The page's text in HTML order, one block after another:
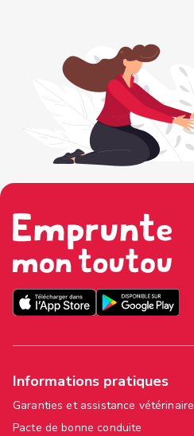
Informations pratiques
Garanties et assistance vétérinaire
Pacte de bonne conduite